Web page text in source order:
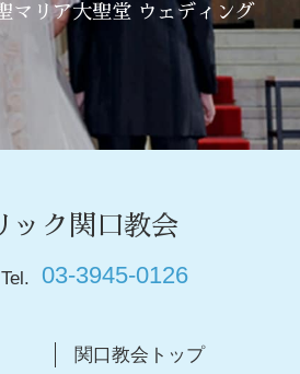
マリア大聖堂 ウェディング
ック関口教会
03-3945-0126
関口教会トップ